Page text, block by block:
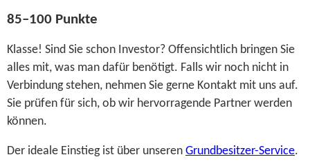
85–100 Punkte
Klasse! Sind Sie schon Investor? Offensichtlich bringen Sie
alles mit, was man dafür benötigt. Falls wir noch nicht in
Verbindung stehen, nehmen Sie gerne Kontakt mit uns auf.
Sie prüfen für sich, ob wir hervorragende Partner werden
können.
Der ideale Einstieg ist über unseren Grundbesitzer-Service.